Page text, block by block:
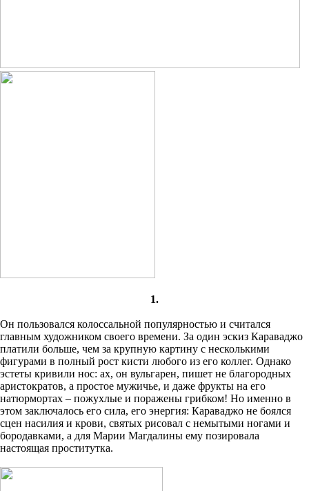
1.
Он пользовался колоссальной популярностью и считался
главным художником своего времени. За один эскиз Караваджо
платили больше, чем за крупную картину с несколькими
фигурами в полный рост кисти любого из его коллег. Однако
эстеты кривили нос: ах, он вульгарен, пишет не благородных
аристократов, а простое мужичье, и даже фрукты на его
натюрмортах – пожухлые и поражены грибком! Но именно в
этом заключалось его сила, его энергия: Караваджо не боялся
сцен насилия и крови, святых рисовал с немытыми ногами и
бородавками, а для Марии Магдалины ему позировала
настоящая проститутка.